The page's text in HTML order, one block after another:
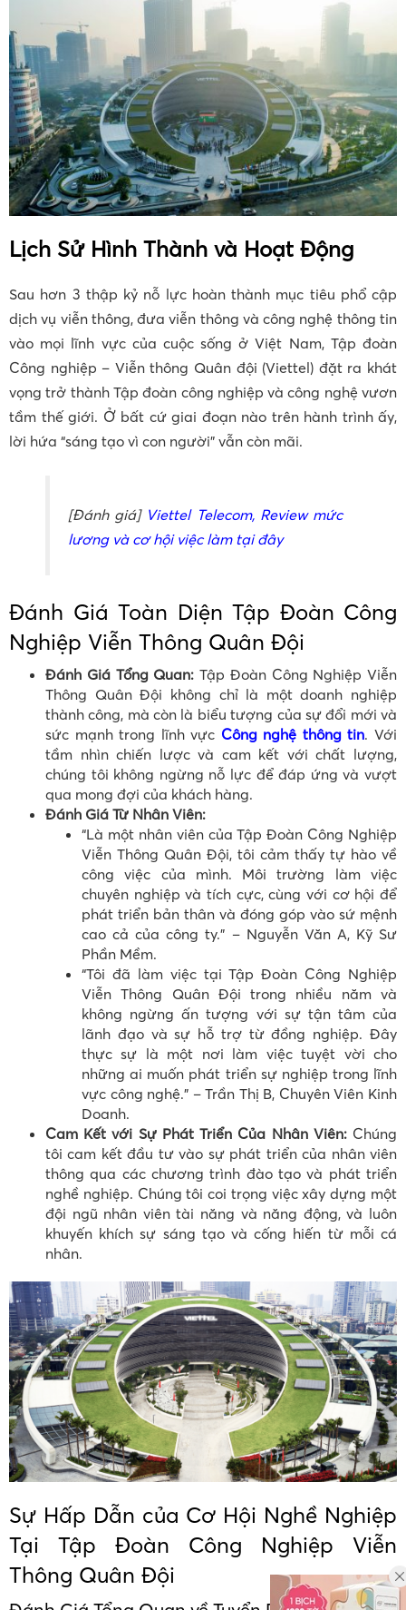
Lịch Sử Hình Thành và Hoạt Động
Sau hơn 3 thập kỷ nỗ lực hoàn thành mục tiêu phổ cập
dịch vụ viễn thông, đưa viễn thông và công nghệ thông tin
vào mọi lĩnh vực của cuộc sống ở Việt Nam, Tập đoàn
Công nghiệp – Viễn thông Quân đội (Viettel) đặt ra khát
vọng trở thành Tập đoàn công nghiệp và công nghệ vươn
tầm thế giới. Ở bất cứ giai đoạn nào trên hành trình ấy,
lời hứa “sáng tạo vì con người” vẫn còn mãi.
[Đánh giá] Viettel Telecom, Review mức
lương và cơ hội việc làm tại đây
Đánh Giá Toàn Diện Tập Đoàn Công
Nghiệp Viễn Thông Quân Đội
Đánh Giá Tổng Quan: Tập Đoàn Công Nghiệp Viễn
Thông Quân Đội không chỉ là một doanh nghiệp
thành công, mà còn là biểu tượng của sự đổi mới và
sức mạnh trong lĩnh vực Công nghệ thông tin. Với
tầm nhìn chiến lược và cam kết với chất lượng,
chúng tôi không ngừng nỗ lực để đáp ứng và vượt
qua mong đợi của khách hàng.
Đánh Giá Từ Nhân Viên:
“Là một nhân viên của Tập Đoàn Công Nghiệp
Viễn Thông Quân Đội, tôi cảm thấy tự hào về
công việc của mình. Môi trường làm việc
chuyên nghiệp và tích cực, cùng với cơ hội để
phát triển bản thân và đóng góp vào sứ mệnh
cao cả của công ty.” – Nguyễn Văn A, Kỹ Sư
Phần Mềm.
“Tôi đã làm việc tại Tập Đoàn Công Nghiệp
Viễn Thông Quân Đội trong nhiều năm và
không ngừng ấn tượng với sự tận tâm của
lãnh đạo và sự hỗ trợ từ đồng nghiệp. Đây
thực sự là một nơi làm việc tuyệt vời cho
những ai muốn phát triển sự nghiệp trong lĩnh
vực công nghệ.” – Trần Thị B, Chuyên Viên Kinh
Doanh.
Cam Kết với Sự Phát Triển Của Nhân Viên:Chúng
tôi cam kết đầu tư vào sự phát triển của nhân viên
thông qua các chương trình đào tạo và phát triển
nghề nghiệp. Chúng tôi coi trọng việc xây dựng một
đội ngũ nhân viên tài năng và năng động, và luôn
khuyến khích sự sáng tạo và cống hiến từ mỗi cá
nhân.
Sự Hấp Dẫn của Cơ Hội Nghề Nghiệp
Tại Tập Đoàn Công Nghiệp Viễn
Thông Quân Đội